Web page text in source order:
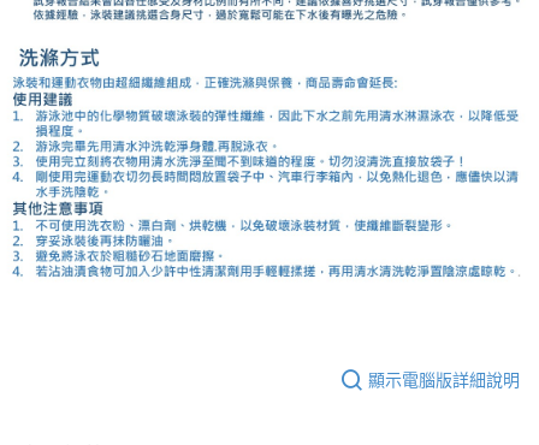
顯示電腦版詳細說明